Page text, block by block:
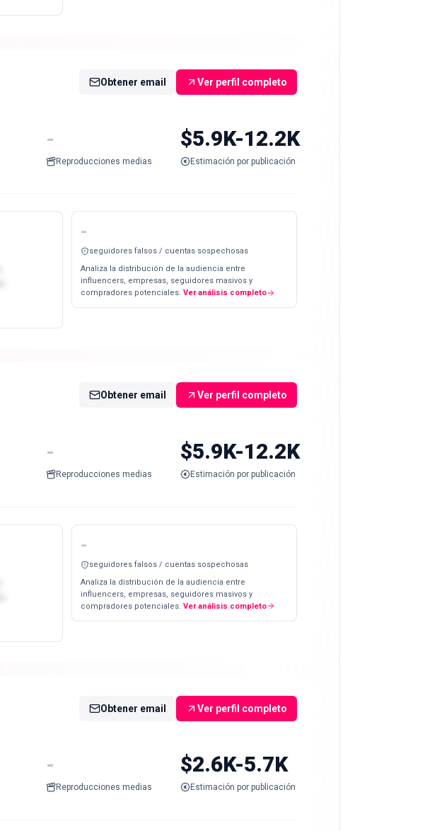
Obtener email Ver perfil completo
-
Reproducciones medias
$5.9K-12.2K
Estimación por publicación
-
seguidores falsos / cuentas sospechosas
Analiza la distribución de la audiencia entre
influencers, empresas, seguidores masivos y
compradores potenciales. Ver análisis completo
Obtener email Ver perfil completo
-
Reproducciones medias
$5.9K-12.2K
Estimación por publicación
-
seguidores falsos / cuentas sospechosas
Analiza la distribución de la audiencia entre
influencers, empresas, seguidores masivos y
compradores potenciales. Ver análisis completo
Obtener email Ver perfil completo
-
Reproducciones medias
$2.6K-5.7K
Estimación por publicación